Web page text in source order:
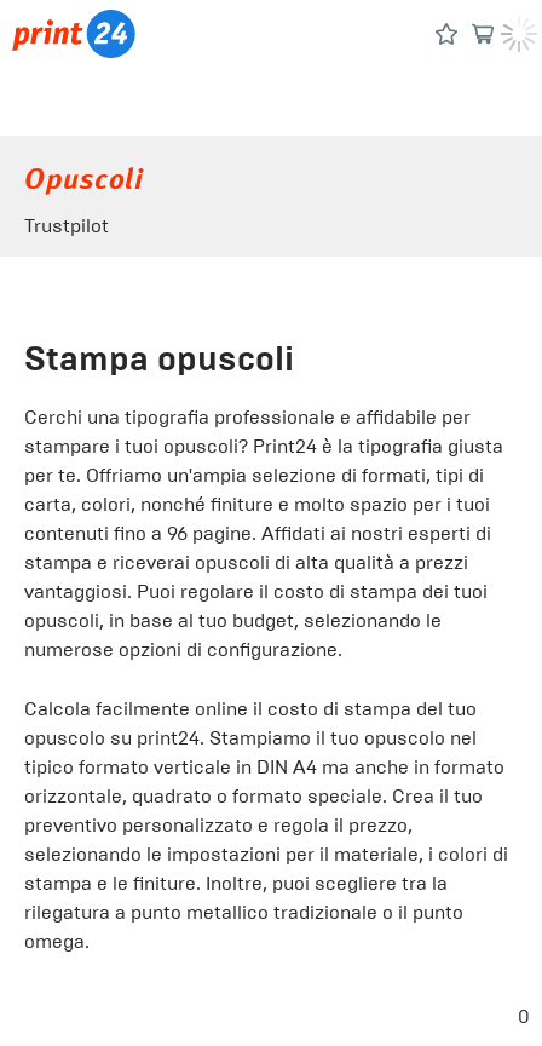
Opuscoli
Trustpilot
Stampa opuscoli
Cerchi una tipografia professionale e affidabile per
stampare i tuoi opuscoli? Print24 è la tipografia giusta
per te. Offriamo un'ampia selezione di formati, tipi di
carta, colori, nonché finiture e molto spazio per i tuoi
contenuti fino a 96 pagine. Affidati ai nostri esperti di
stampa e riceverai opuscoli di alta qualità a prezzi
vantaggiosi. Puoi regolare il costo di stampa dei tuoi
opuscoli, in base al tuo budget, selezionando le
numerose opzioni di configurazione.
Calcola facilmente online il costo di stampa del tuo
opuscolo su print24. Stampiamo il tuo opuscolo nel
tipico formato verticale in DIN A4 ma anche in formato
orizzontale, quadrato o formato speciale. Crea il tuo
preventivo personalizzato e regola il prezzo,
selezionando le impostazioni per il materiale, i colori di
stampa e le finiture. Inoltre, puoi scegliere tra la
rilegatura a punto metallico tradizionale o il punto
omega.
0